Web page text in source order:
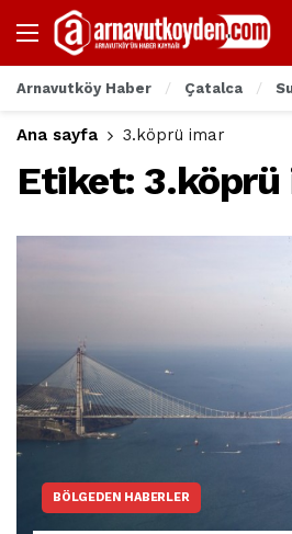
Arnavutköy Haber Çatalca
Ana sayfa 3.köprü imar
Etiket:3.köprü
BÖLGEDEN HABERLER